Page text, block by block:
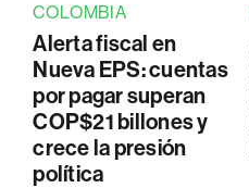
COLOMBIA
Alerta fiscal en
Nueva EPS: cuentas
por pagar superan
COP$21 billones y
crece la presión
política